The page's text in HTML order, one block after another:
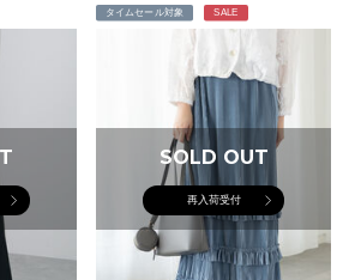
タイムセール対象 SALE
SOLD OUT
再入荷受付